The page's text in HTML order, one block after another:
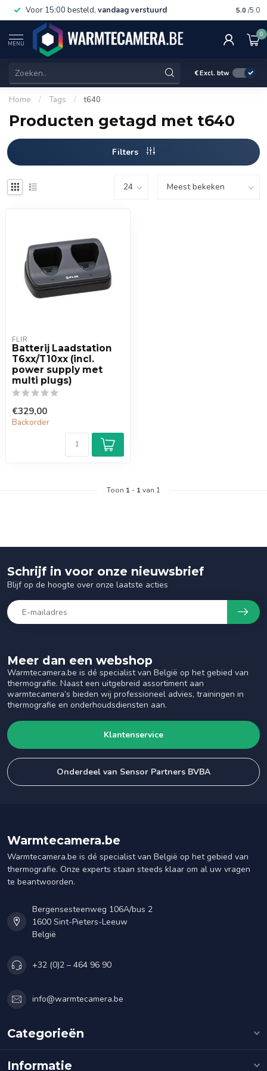
Voor 15:00 besteld, vandaag verstuurd Gratis
5.0 /5.0
MENU
0
€Excl. btw
Home / Tags / t640
Producten getagd met t640
Filters
FLIR
Batterij Laadstation
T6xx/T10xx (incl.
power supply met
multi plugs)
€329,00
Backorder
Toon 1 - 1van 1
Meer dan een webshop
Warmtecamera.be is dé specialist van België op het gebied van
thermografie. Naast een uitgebreid assortiment aan
warmtecamera’s bieden wij professioneel advies, trainingen in
thermografie en onderhoudsdiensten aan.
Klantenservice
Onderdeel van Sensor Partners BVBA
Schrijf in voor onze nieuwsbrief
Blijf op de hoogte over onze laatste acties
Warmtecamera.be
Warmtecamera.be is dé specialist van België op het gebied van
thermografie. Onze experts staan steeds klaar om al uw vragen
te beantwoorden.
Bergensesteenweg 106A/bus 2
1600 Sint-Pieters-Leeuw
België
+32 (0)2 – 464 96 90
info@warmtecamera.be
Categorieën
Informatie